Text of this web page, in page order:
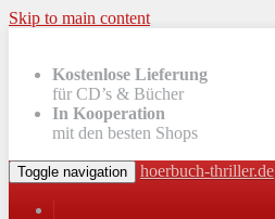
Skip to main content
Kostenlose Lieferung
für CD’s & Bücher
In Kooperation
mit den besten Shops
Toggle navigation hoerbuch-thriller.de